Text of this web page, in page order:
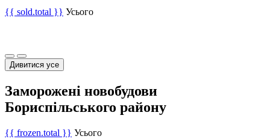
{{ sold.total }} Усього
Дивитися усе
Заморожені новобудови
Бориспільського району
{{ frozen.total }} Усього